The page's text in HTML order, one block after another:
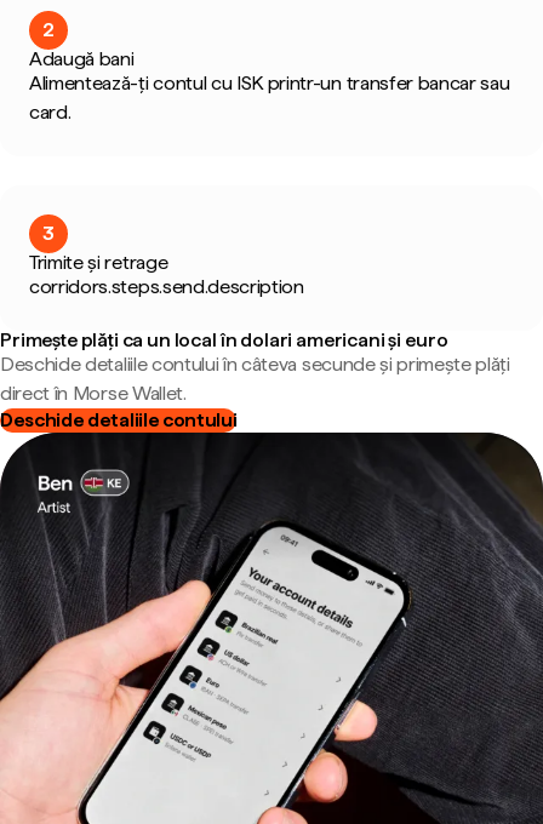
2
Adaugă bani
Alimentează-ți contul cu ISK printr-un transfer bancar sau
card.
3
Trimite și retrage
corridors.steps.send.description
Primește plăți ca un local în dolari americani și euro
Deschide detaliile contului în câteva secunde și primește plăți
direct în Morse Wallet.
Deschide detaliile contului